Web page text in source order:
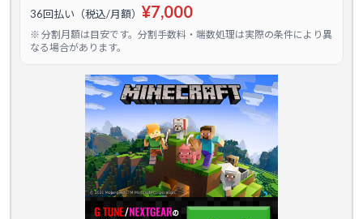
36回払い（税込/月額） ¥7,000
※ 分割月額は目安です。分割手数料・端数処理は実際の条件により異
なる場合があります。